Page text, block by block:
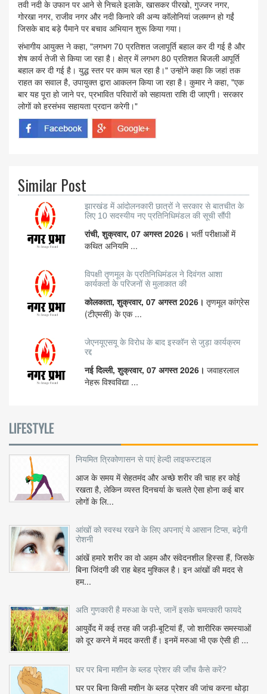
तवी नदी के उफान पर आने से निचले इलाके, खासकर पीरखो, गुज्जर नगर,
गोरखा नगर, राजीव नगर और नदी किनारे की अन्य कॉलोनियां जलमग्न हो गईं
जिसके बाद बड़े पैमाने पर बचाव अभियान शुरू किया गया।
संभागीय आयुक्त ने कहा, "लगभग 70 प्रतिशत जलापूर्ति बहाल कर दी गई है और
शेष कार्य तेजी से किया जा रहा है। क्षेत्र में लगभग 80 प्रतिशत बिजली आपूर्ति
बहाल कर दी गई है। युद्ध स्तर पर काम चल रहा है।" उन्होंने कहा कि जहां तक
राहत का सवाल है, उपायुक्त द्वारा आकलन किया जा रहा है। कुमार ने कहा, "एक
बार यह पूरा हो जाने पर, प्रभावित परिवारों को सहायता राशि दी जाएगी। सरकार
लोगों को हरसंभव सहायता प्रदान करेगी।"
Similar Post
झारखंड में आंदोलनकारी छात्रों ने सरकार से बातचीत के
लिए 10 सदस्यीय नए प्रतिनिधिमंडल की सूची सौंपी
रांची, शुक्रवार, 07 अगस्त 2026। भर्ती परीक्षाओं में
कथित अनियमि ...
विपक्षी तृणमूल के प्रतिनिधिमंडल ने दिवंगत आशा
कार्यकर्ता के परिजनों से मुलाकात की
कोलकाता, शुक्रवार, 07 अगस्त 2026। तृणमूल कांग्रेस
(टीएमसी) के एक ...
जेएनयूएसयू के विरोध के बाद इस्कॉन से जुड़ा कार्यक्रम
रद्द
नई दिल्ली, शुक्रवार, 07 अगस्त 2026। जवाहरलाल
नेहरू विश्वविद्या ...
LIFESTYLE
नियमित त्रिकोणासन से पाएं हेल्दी लाइफस्टाइल
आज के समय में सेहतमंद और अच्छे शरीर की चाह हर कोई
रखता है, लेकिन व्यस्त दिनचर्या के चलते ऐसा होना कई बार
लोगों के लि...
आंखों को स्वस्थ रखने के लिए अपनाएं ये आसान टिप्स, बढ़ेगी
रोशनी
आंखें हमारे शरीर का वो अहम और संवेदनशील हिस्सा हैं, जिसके
बिना जिंदगी की राह बेहद मुश्किल है। इन आंखों की मदद से
हम...
अति गुणकारी है मरुआ के पत्ते, जानें इसके चमत्कारी फायदे
आयुर्वेद में कई तरह की जड़ी-बूटियां हैं, जो शारीरिक समस्याओं
को दूर करने में मदद करती हैं। इनमें मरुआ भी एक ऐसी ही ...
घर पर बिना मशीन के ब्लड प्रेशर की जाँच कैसे करें?
घर पर बिना किसी मशीन के ब्लड प्रेशर की जांच करना थोड़ा